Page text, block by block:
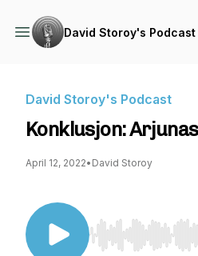
David Storoy's Podcast
David Storoy's Podcast
Konklusjon:
April 12, 2022• David Storoy
Use Left/Right to